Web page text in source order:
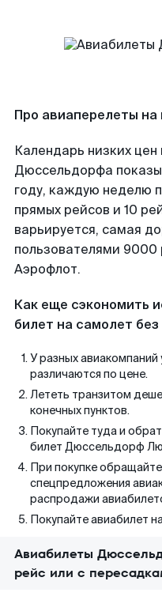
Про авиаперелеты
Календарь низких
Дюссельдорфа
году, каждую неделю
прямых рейсов и 10
варьируется, самая
пользователями
Аэрофлот.
Как еще сэкономить
билет на самолет
У разных авиакомпаний
различаются по цене.
Лететь транзитом
конечных пунктов.
Покупайте туда и
билет Дюссельдорф
При покупке
спецпредложения
распродажи
Покупайте авиабилет
Авиабилеты
рейс или с